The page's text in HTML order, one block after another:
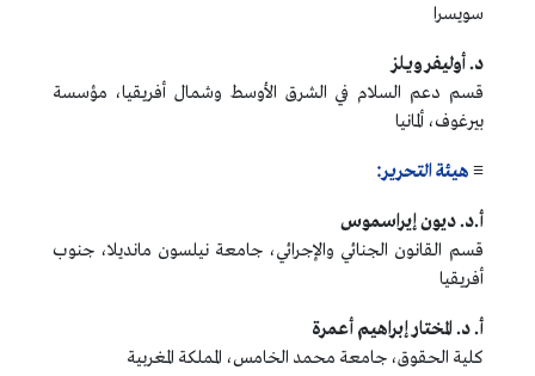
سويسرا
د. أوليفر ويلز
قسم دعم السلام في الشرق الأوسط وشمال أفريقيا، مؤسسة
بيرغوف، ألمانيا
≡ هيئة التحرير:
أ.د. ديون إيراسموس
قسم القانون الجنائي والإجرائي، جامعة نيلسون مانديلا، جنوب
أفريقيا
أ. د. المختار إبراهيم أعمرة
كلية الحقوق، جامعة محمد الخامس، المملكة المغربية